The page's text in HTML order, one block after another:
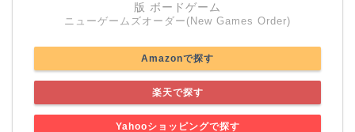
版 ボードゲーム
ニューゲームズオーダー(New Games Order)
Amazonで探す
楽天で探す
Yahooショッピングで探す